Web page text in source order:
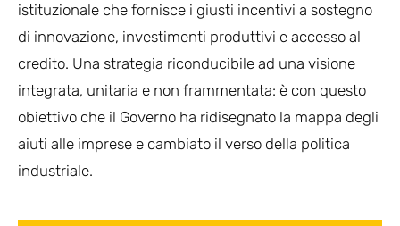
istituzionale che fornisce i giusti incentivi a sostegno
di innovazione, investimenti produttivi e accesso al
credito. Una strategia riconducibile ad una visione
integrata, unitaria e non frammentata: è con questo
obiettivo che il Governo ha ridisegnato la mappa degli
aiuti alle imprese e cambiato il verso della politica
industriale.